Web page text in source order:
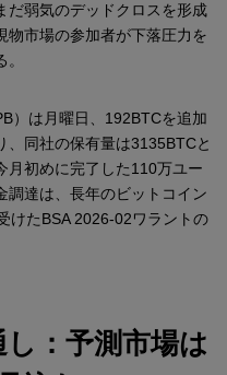
だ弱気のデッドクロスを形成
物市場の参加者が下落圧力を
）は月曜日、192BTCを追加
、同社の保有量は3135BTCと
月初めに完了した110万ユー
調達は、長年のビットコイン
けたBSA 2026-02ワラントの
：予測市場は